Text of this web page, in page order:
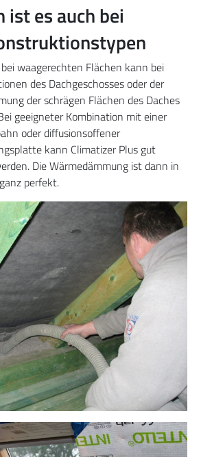
ist es auch bei
waagerechten Flächen kann bei
des Dachgeschosses oder der
der schrägen Flächen des Daches
geeigneter Kombination mit einer
oder diffusionsoffener
kann Climatizer Plus gut
Die Wärmedämmung ist dann in
perfekt.